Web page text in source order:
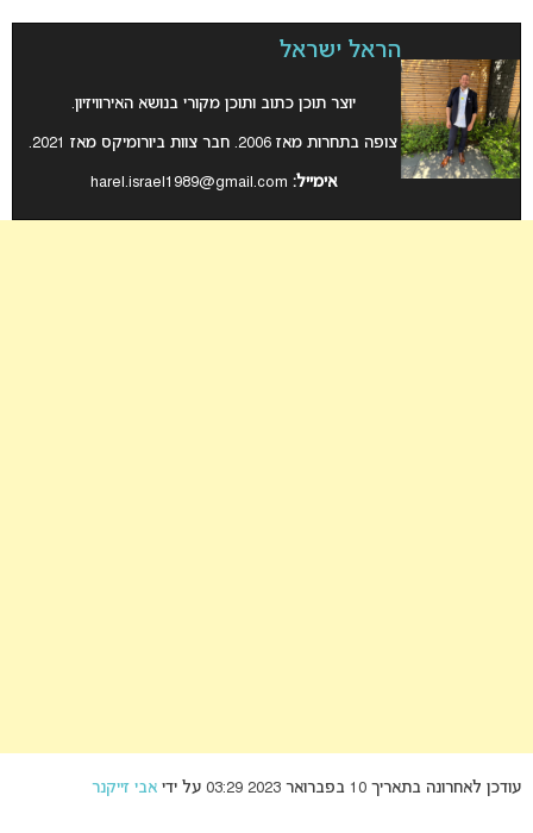
הראל ישראל
יוצר תוכן כתוב ותוכן מקורי בנושא האירוויזיון.
צופה בתחרות מאז 2006. חבר צוות ביורומיקס מאז 2021.
אימייל: harel.israel1989@gmail.com
עודכן לאחרונה בתאריך 10 בפברואר 2023 03:29 על ידי אבי זייקנר